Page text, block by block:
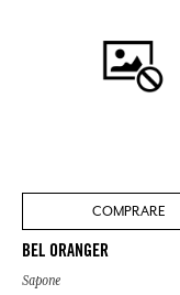
COMPRARE
BEL ORANGER
Sapone